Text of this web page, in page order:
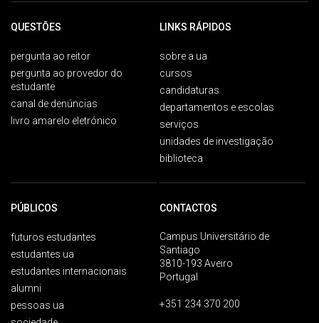
QUESTÕES
pergunta ao reitor
pergunta ao provedor do
estudante
canal de denúncias
livro amarelo eletrónico
LINKS RÁPIDOS
sobre a ua
cursos
candidaturas
departamentos e escolas
serviços
unidades de investigação
biblioteca
PÚBLICOS
futuros estudantes
estudantes ua
estudantes internacionais
alumni
pessoas ua
CONTACTOS
Campus Universitário de
Santiago
3810-193 Aveiro
Portugal
+351 234 370 200